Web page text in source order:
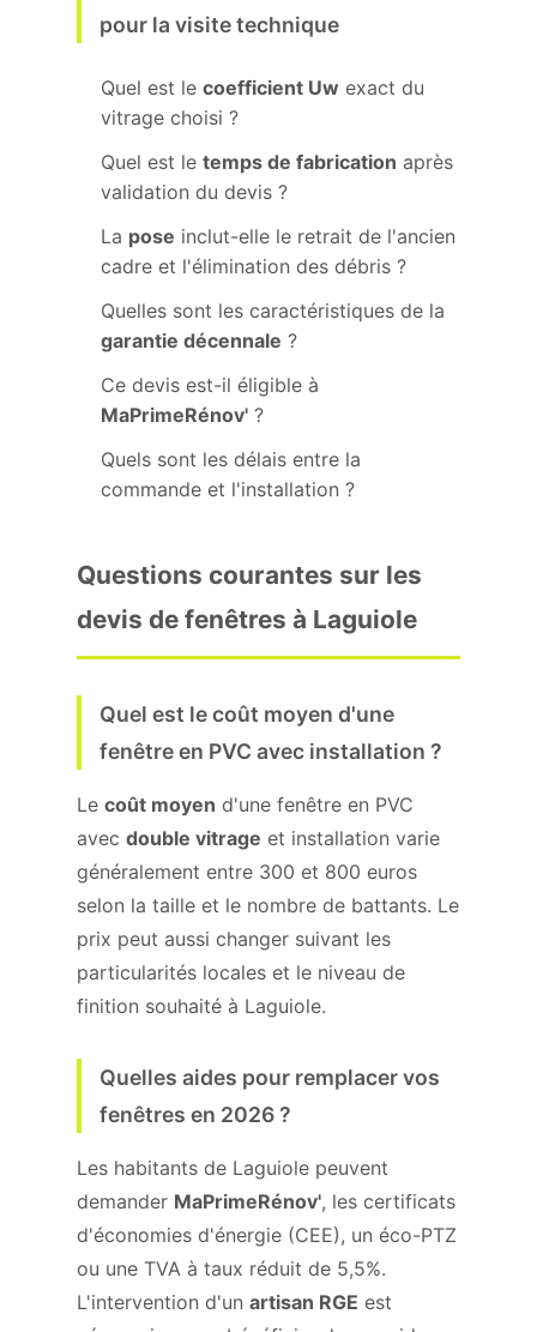
pour la visite technique
Quel est le coefficient Uw exact du
vitrage choisi ?
Quel est le temps de fabrication après
validation du devis ?
La pose inclut-elle le retrait de l'ancien
cadre et l'élimination des débris ?
Quelles sont les caractéristiques de la
garantie décennale ?
Ce devis est-il éligible à
MaPrimeRénov' ?
Quels sont les délais entre la
commande et l'installation ?
Questions courantes sur les
devis de fenêtres à Laguiole
Quel est le coût moyen d'une
fenêtre en PVC avec installation ?
Le coût moyen d'une fenêtre en PVC
avec double vitrage et installation varie
généralement entre 300 et 800 euros
selon la taille et le nombre de battants. Le
prix peut aussi changer suivant les
particularités locales et le niveau de
finition souhaité à Laguiole.
Quelles aides pour remplacer vos
fenêtres en 2026 ?
Les habitants de Laguiole peuvent
demander MaPrimeRénov', les certificats
d'économies d'énergie (CEE), un éco-PTZ
ou une TVA à taux réduit de 5,5%.
L'intervention d'un artisan RGE est